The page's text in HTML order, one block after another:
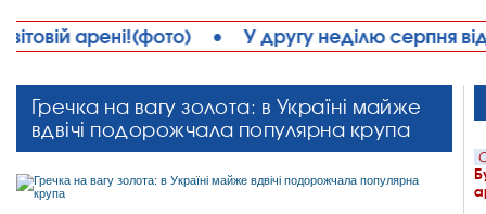
неділю серпня відзначається День
Гречка на вагу золота: в Україні майже
вдвічі подорожчала популярна крупа